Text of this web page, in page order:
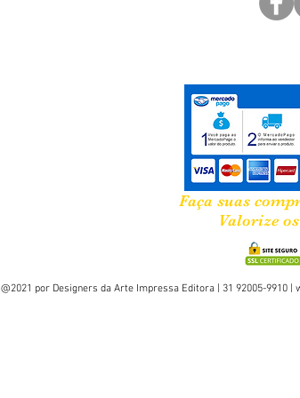
que sejam lidas com o
Dimensão: 16x23cm
Páginas: 121
Gênero: Poesias/relatos
Faça suas
Valorize
@2021 por Designers da Arte Impressa Editora | 31 92005-9910 |